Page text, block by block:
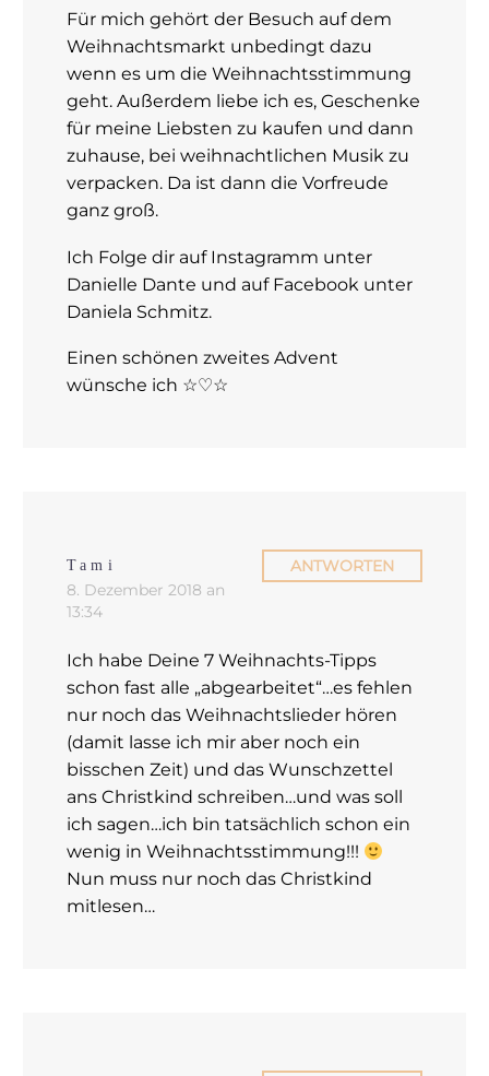
Für mich gehört der Besuch auf dem
Weihnachtsmarkt unbedingt dazu
wenn es um die Weihnachtsstimmung
geht. Außerdem liebe ich es, Geschenke
für meine Liebsten zu kaufen und dann
zuhause, bei weihnachtlichen Musik zu
verpacken. Da ist dann die Vorfreude
ganz groß.
Ich Folge dir auf Instagramm unter
Danielle Dante und auf Facebook unter
Daniela Schmitz.
Einen schönen zweites Advent
wünsche ich ☆♡☆
Tami
8. Dezember 2018 an
13:34
ANTWORTEN
Ich habe Deine 7 Weihnachts-Tipps
schon fast alle „abgearbeitet“…es fehlen
nur noch das Weihnachtslieder hören
(damit lasse ich mir aber noch ein
bisschen Zeit) und das Wunschzettel
ans Christkind schreiben…und was soll
ich sagen…ich bin tatsächlich schon ein
wenig in Weihnachtsstimmung!!!
Nun muss nur noch das Christkind
mitlesen…